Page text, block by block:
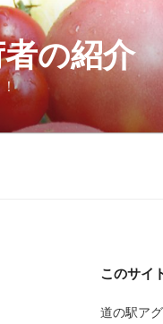
の紹介
このサイ
道の駅ア